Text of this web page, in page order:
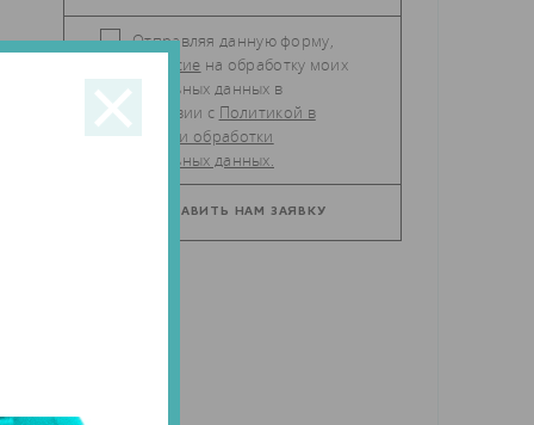
Отправляя данную форму,
согласие
персональных данных в
соответствии с Политикой в
отношении обработки
персональных данных.